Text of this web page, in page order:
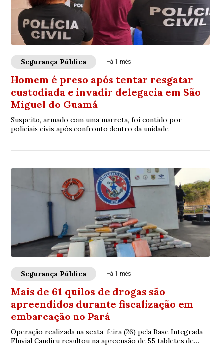
Segurança Pública Há 1 mês
Homem é preso após tentar resgatar
custodiada e invadir delegacia em São
Miguel do Guamá
Suspeito, armado com uma marreta, foi contido por
policiais civis após confronto dentro da unidade
Segurança Pública Há 1 mês
Mais de 61 quilos de drogas são
apreendidos durante fiscalização em
embarcação no Pará
Operação realizada na sexta-feira (26) pela Base Integrada
Fluvial Candiru resultou na apreensão de 55 tabletes de